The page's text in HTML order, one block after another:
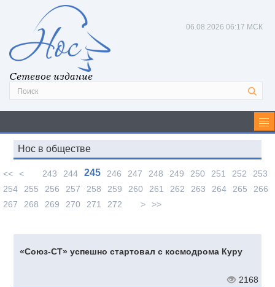
Сетевое издание
06.08.2026 06:17 МСК
Нос в обществе
<< < 243 244 245 246 247 248 249 250 251 252
253
254
255 256 257 258 259 260 261 262 263 264 265
266
267
268 269 270 271 272 > >>
«Союз-СТ» успешно стартовал с космодрома Куру
2168